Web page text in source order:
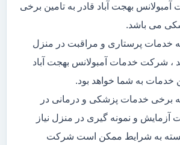
بهجت آباد قادر به تامین برخی
می باشد.
خدمات پرستاری و مراقبت در منزل
، شرکت خدمات آمبولانس بهجت آباد
خدمات به شما خواهد بود.
برخی خدمات پزشکی و درمانی در
آزمایش و نمونه گیری در منزل نیاز
بسته به شرایط ممکن است شرکت